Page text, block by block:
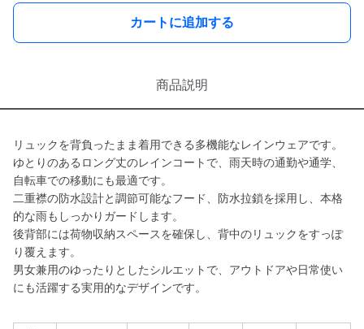
カートに追加する
商品説明
リュックを背負ったまま着用できる多機能なレインウェアです。
ゆとりのあるロング丈のレインコートで、雨天時の通勤や通学、
自転車での移動にも最適です。
二重襟の防水設計と調節可能なフード、防水拉鎖を採用し、本格
的な雨もしっかりガードします。
後背部には荷物収納スペースを確保し、背中のリュックをすっぽ
り覆えます。
男女兼用のゆったりとしたシルエットで、アウトドアや日常使い
にも活躍する実用的なデザインです。